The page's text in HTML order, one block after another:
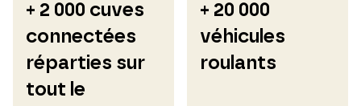
+ 2 000 cuves
connectées
réparties sur
tout le
+ 20 000
véhicules
roulants